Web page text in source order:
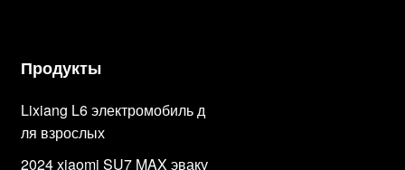
Продукты
Lixiang L6 электромобиль д
ля взрослых
2024 xiaomi SU7 MAX эваку